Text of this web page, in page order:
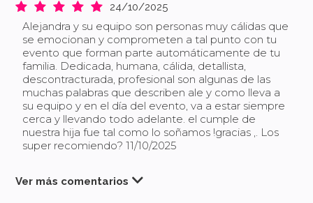
24/10/2025
Alejandra y su equipo son personas muy cálidas que
se emocionan y comprometen a tal punto con tu
evento que forman parte automáticamente de tu
familia. Dedicada, humana, cálida, detallista,
descontracturada, profesional son algunas de las
muchas palabras que describen ale y como lleva a
su equipo y en el día del evento, va a estar siempre
cerca y llevando todo adelante. el cumple de
nuestra hija fue tal como lo soñamos !gracias ,. Los
super recomiendo? 11/10/2025
Ver más comentarios